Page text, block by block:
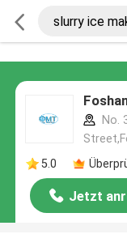
No.
5.0
Jetzt